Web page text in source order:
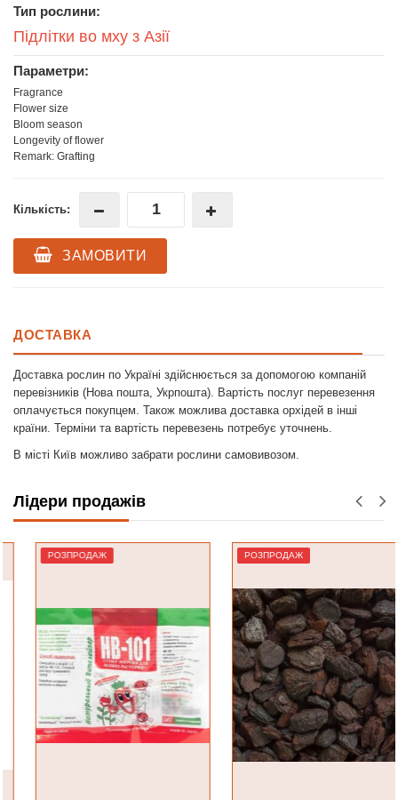
Тип рослини:
Підлітки во мху з Азії
Параметри:
Fragrance
Flower size
Bloom season
Longevity of flower
Remark: Grafting
Кількість:
ЗАМОВИТИ
ДОСТАВКА
Доставка рослин по Україні здійснюється за допомогою компаній
перевізників (Нова пошта, Укрпошта). Вартість послуг перевезення
оплачується покупцем. Також можлива доставка орхідей в інші
країни. Терміни та вартість перевезень потребує уточнень.
В місті Київ можливо забрати рослини самовивозом.
Лідери продажів
РОЗПРОДАЖ РОЗПРОДАЖ